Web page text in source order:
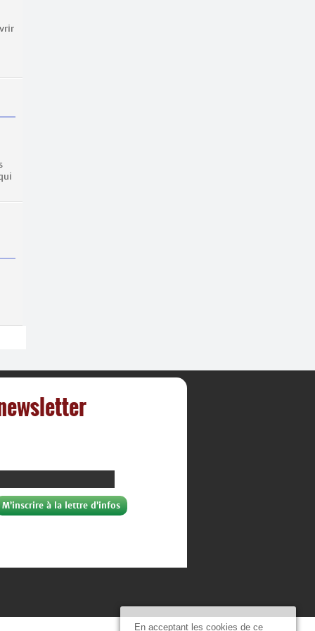
En acceptant les cookies de ce